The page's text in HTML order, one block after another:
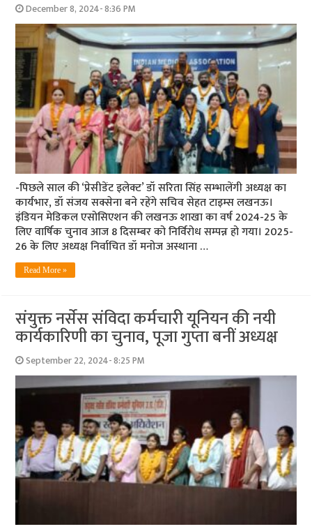
December 8, 2024- 8:36 PM
-पिछले साल की ‘प्रेसीडेंट इलेक्ट’ डॉ सरिता सिंह सम्भालेंगी अध्यक्ष का
कार्यभार, डॉ संजय सक्सेना बने रहेंगे सचिव सेहत टाइम्स लखनऊ।
इंडियन मेडिकल एसोसिएशन की लखनऊ शाखा का वर्ष 2024-25 के
लिए वार्षिक चुनाव आज 8 दिसम्बर को निर्विरोध सम्पन्न हो गया। 2025-
26 के लिए अध्यक्ष निर्वाचित डॉ मनोज अस्थाना …
Read More »
संयुक्त नर्सेस संविदा कर्मचारी यूनियन की नयी
कार्यकारिणी का चुनाव, पूजा गुप्ता बनीं अध्यक्ष
September 22, 2024- 8:25 PM